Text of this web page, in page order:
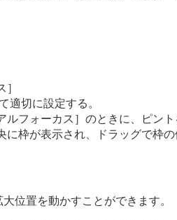
］
適切に設定する。
ルフォーカス］ のときに、ピン
枠が表示され、ドラッグで枠
位置を動かすことができます。